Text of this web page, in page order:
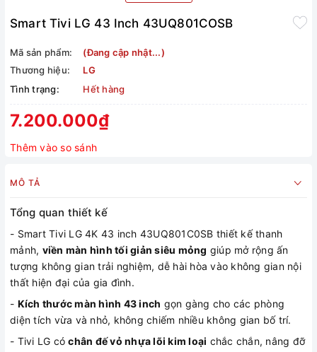
Smart Tivi LG 43 Inch 43UQ801COSB
Mã sản phẩm:
(Đang cập nhật...)
Thương hiệu:
LG
Tình trạng:
Hết hàng
7.200.000₫
Thêm vào so sánh
MÔ TẢ
Tổng quan thiết kế
- Smart Tivi LG 4K 43 inch 43UQ801C0SB thiết kế thanh
mảnh, viền màn hình tối giản siêu mỏng giúp mở rộng ấn
tượng không gian trải nghiệm, dễ hài hòa vào không gian nội
thất hiện đại của gia đình.
- Kích thước màn hình 43 inch gọn gàng cho các phòng
diện tích vừa và nhỏ, không chiếm nhiều không gian bố trí.
- Tivi LG cóchân đế vỏ nhựa lõi kim loại chắc chắn, nâng đỡ